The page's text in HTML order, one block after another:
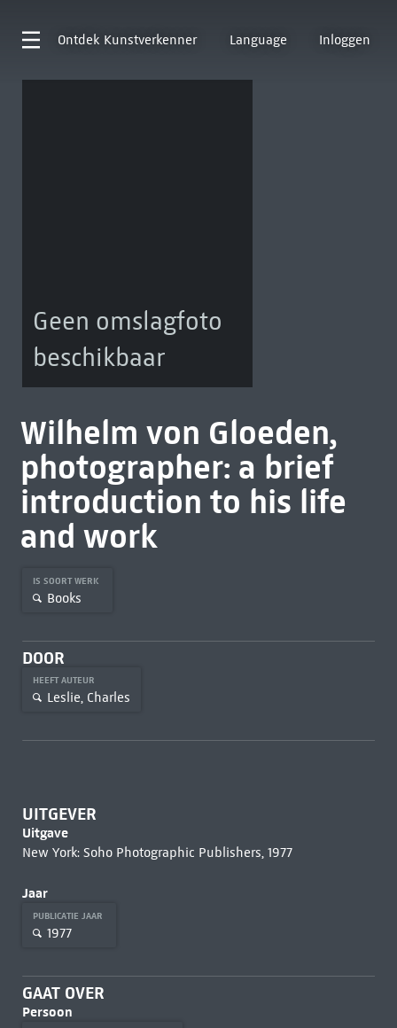
Ontdek Kunstverkenner Language Inloggen
Geen omslagfoto
beschikbaar
Wilhelm von Gloeden,
photographer: a brief
introduction to his life
and work
IS SOORT WERK
Books
DOOR
HEEFT AUTEUR
Leslie, Charles
UITGEVER
Uitgave
New York: Soho Photographic Publishers, 1977
Jaar
PUBLICATIE JAAR
1977
GAAT OVER
Persoon